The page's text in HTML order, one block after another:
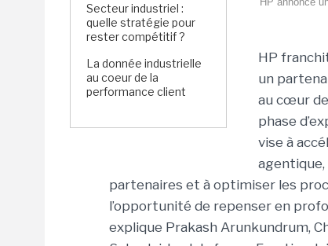
Secteur industriel :
quelle stratégie pour
rester compétitif ?
La donnée industrielle
au coeur de la
performance client
HP
un
au cœur
phase
vise à
partenaires et à optimiser les
l’opportunité de repenser en
explique Prakash Arunkundrum,